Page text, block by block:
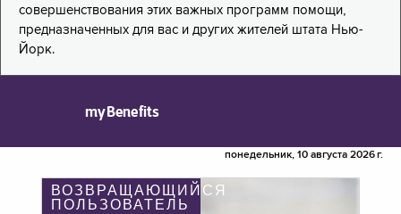
совершенствования этих важных программ помощи,
предназначенных для вас и других жителей штата Нью-
Йорк.
myBenefits
понедельник, 10 августа 2026 г.
ВОЗВРАЩАЮЩИЙСЯ
ПОЛЬЗОВАТЕЛЬ